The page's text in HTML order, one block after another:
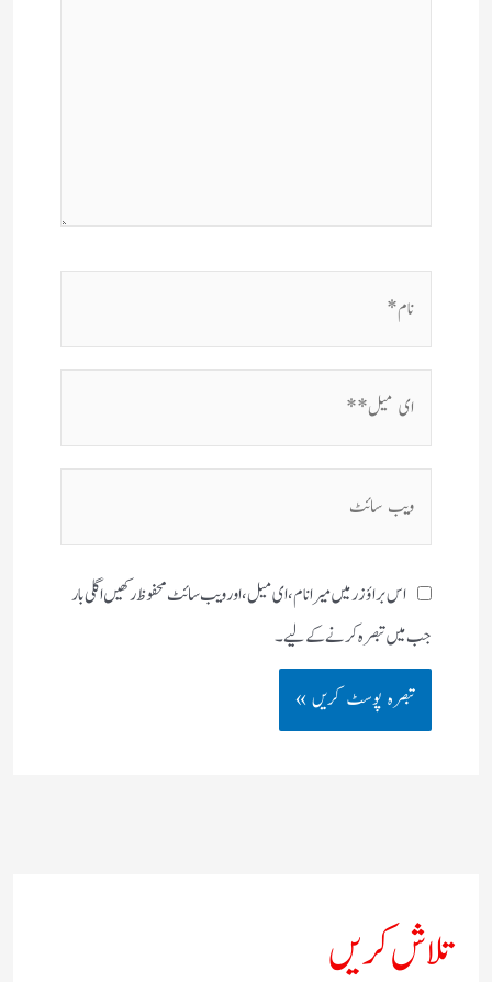
اس براؤزر میں میرا نام، ای میل، اور ویب سائٹ محفوظ رکھیں اگلی بار
جب میں تبصرہ کرنے کےلیے۔
تلاش کریں